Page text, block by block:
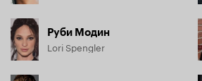
Руби Модин
Lori Spengler